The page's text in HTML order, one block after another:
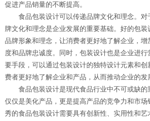
促进产品销量的不断提高。
食品包装设计可以传递品牌文化和理念。对
牌文化和理念是企业发展的重要基础。好的包
品牌形象和理念，让消费者更好地了解企业，增
度和品牌忠诚度。同时，包装设计也是企业进
要手段，可以通过包装设计的独特设计元素和创
费者更好地了解企业和产品，从而推动企业的发
食品包装设计是现代食品行业中不可或缺的
仅仅是美化产品，更是提高产品的竞争力和市
秀的食品包装设计需要具有创新性、实用性和